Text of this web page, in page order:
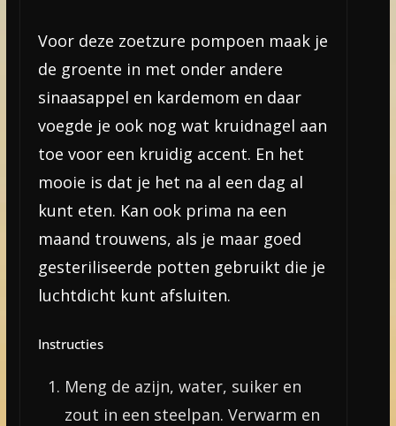
Voor deze zoetzure pompoen maak je
de groente in met onder andere
sinaasappel en kardemom en daar
voegde je ook nog wat kruidnagel aan
toe voor een kruidig accent. En het
mooie is dat je het na al een dag al
kunt eten. Kan ook prima na een
maand trouwens, als je maar goed
gesteriliseerde potten gebruikt die je
luchtdicht kunt afsluiten.
Instructies
Meng de azijn, water, suiker en
zout in een steelpan. Verwarm en